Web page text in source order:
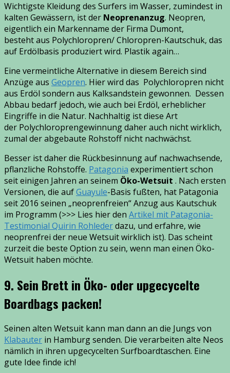
Wichtigste Kleidung des Surfers im Wasser, zumindest in
kalten Gewässern, ist der Neoprenanzug. Neopren,
eigentlich ein Markenname der Firma Dumont,
besteht aus Polychloropren/ Chloropren-Kautschuk, das
auf Erdölbasis produziert wird. Plastik again…
Eine vermeintliche Alternative in diesem Bereich sind
Anzüge aus Geopren. Hier wird das Polychloropren nicht
aus Erdöl sondern aus Kalksandstein gewonnen. Dessen
Abbau bedarf jedoch, wie auch bei Erdöl, erheblicher
Eingriffe in die Natur. Nachhaltig ist diese Art
der Polychloroprengewinnung daher auch nicht wirklich,
zumal der abgebaute Rohstoff nicht nachwächst.
Besser ist daher die Rückbesinnung auf nachwachsende,
pflanzliche Rohstoffe. Patagonia experimentiert schon
seit einigen Jahren an seinem Öko-Wetsuit . Nach ersten
Versionen, die aufGuayule-Basis fußten, hat Patagonia
seit 2016 seinen „neoprenfreien“ Anzug aus Kautschuk
im Programm (>>> Lies hier den Artikel mit Patagonia-
Testimonial Quirin Rohlederdazu, und erfahre, wie
neoprenfrei der neue Wetsuit wirklich ist). Das scheint
zurzeit die beste Option zu sein, wenn man einen Öko-
Wetsuit haben möchte.
9. Sein Brett in Öko- oder upgecycelte
Boardbags packen!
Seinen alten Wetsuit kann man dann an die Jungs von
Klabauter in Hamburg senden. Die verarbeiten alte Neos
nämlich in ihren upgecycelten Surfboardtaschen. Eine
gute Idee finde ich!